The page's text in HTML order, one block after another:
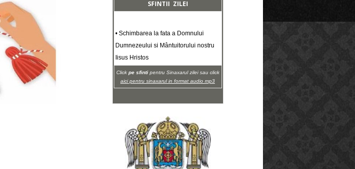
SFINTII ZILEI
• Schimbarea la fata a Domnului
Dumnezeului si Mântuitorului nostru
Iisus Hristos
Click pe sfintipentru Sinaxarul zilei sau click
aici pentru sinaxarul in format audio mp3